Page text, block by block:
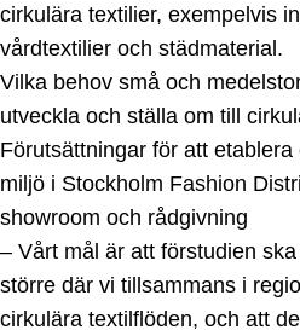
cirkulära textilier, exempelvis
vårdtextilier och städmaterial.
Vilka behov små och
utveckla och ställa om till
Förutsättningar för att
miljö i Stockholm Fashion
showroom och rådgivning
– Vårt mål är att förstudien
större där vi tillsammans i
cirkulära textilflöden, och att